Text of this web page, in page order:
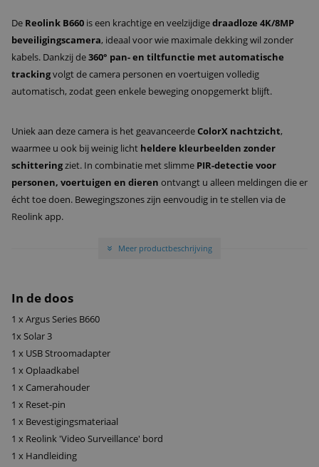
De Reolink B660 is een krachtige en veelzijdigedraadloze 4K/8MP
beveiligingscamera, ideaal voor wie maximale dekking wil zonder
kabels. Dankzij de360° pan- en tiltfunctie met automatische
trackingvolgt de camera personen en voertuigen volledig
automatisch, zodat geen enkele beweging onopgemerkt blijft.
Uniek aan deze camera is het geavanceerdeColorX nachtzicht,
waarmee u ook bij weinig licht heldere kleurbeelden zonder
schitteringziet. In combinatie met slimme PIR-detectie voor
personen, voertuigen en dieren ontvangt u alleen meldingen die er
écht toe doen. Bewegingszones zijn eenvoudig in te stellen via de
Reolink app.
gaat tot wel 500 dagen
inbegrepen) voor vrijwel continu gebruik. Opnames slaat u veilig
NVR/Hub– zonder verplichte cloud.
Metdual-band WiFi 6
IP65-weerbestendige behuizing
seizoen. Uiteraard ondersteunt Epine u met
technisch advies en snelle levering
Best of IFA 2024
» Meer productbeschrijving
In de doos
1 x Argus Series B660
1x Solar 3
1 x USB Stroomadapter
1 x Oplaadkabel
1 x Camerahouder
1 x Reset-pin
1 x Bevestigingsmateriaal
1 x Reolink 'Video Surveillance' bord
1 x Handleiding